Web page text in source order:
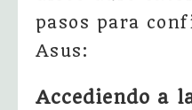
pasos para
Asus:
Accediendo a